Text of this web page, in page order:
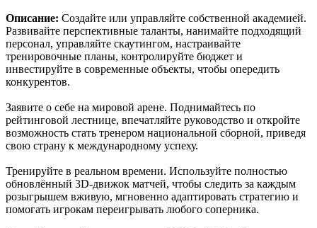
Описание: Создайте или управляйте собственной академией.
Развивайте перспективные таланты, нанимайте подходящий
персонал, управляйте скаутингом, настраивайте
тренировочные планы, контролируйте бюджет и
инвестируйте в современные объекты, чтобы опередить
конкурентов.
Заявите о себе на мировой арене. Поднимайтесь по
рейтинговой лестнице, впечатляйте руководство и откройте
возможность стать тренером национальной сборной, приведя
свою страну к международному успеху.
Тренируйте в реальном времени. Используйте полностью
обновлённый 3D-движок матчей, чтобы следить за каждым
розыгрышем вживую, мгновенно адаптировать стратегию и
помогать игрокам переигрывать любого соперника.